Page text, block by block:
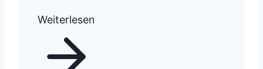
Weiterlesen